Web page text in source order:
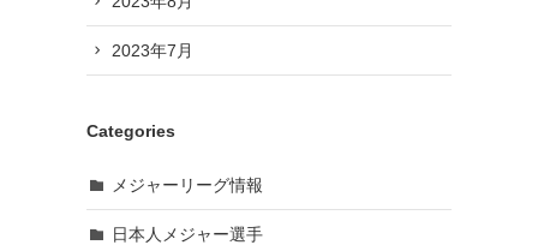
2023年7月
Categories
メジャーリーグ情報
日本人メジャー選手